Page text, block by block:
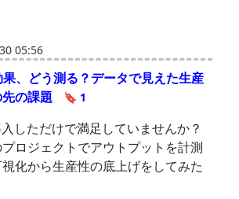
05:56
、どう測る？データで見えた生産
の課題
🔖 1
しただけで満足していませんか？
ロジェクトでアウトプットを計測
化から生産性の底上げをしてみた